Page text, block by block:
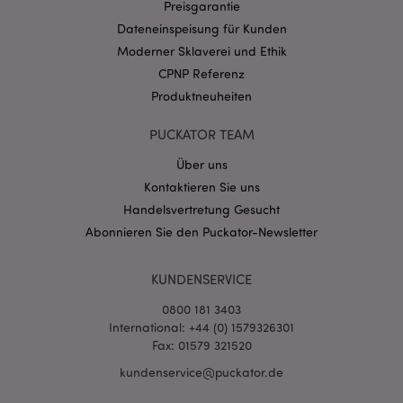
Preisgarantie
Dateneinspeisung für Kunden
Moderner Sklaverei und Ethik
CPNP Referenz
Produktneuheiten
PUCKATOR TEAM
Über uns
Kontaktieren Sie uns
Handelsvertretung Gesucht
Abonnieren Sie den Puckator-Newsletter
KUNDENSERVICE
0800 181 3403
International: +44 (0) 1579326301
Fax: 01579 321520
kundenservice@puckator.de
CookieScriptConsent
.puckator.de
mage-cache-storage-section-
Datenschutzbestimmungen von Google